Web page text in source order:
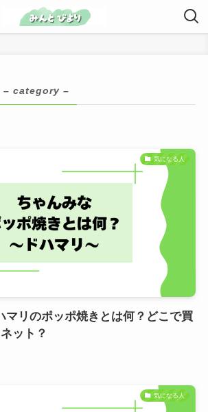
– category –
気になる人
マリのポッポ焼きとは何？どこで買
ット？
気になる人